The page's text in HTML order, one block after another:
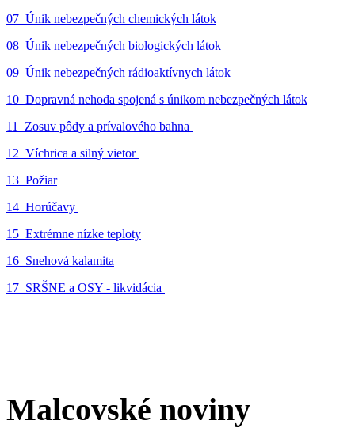
07_Únik nebezpečných chemických látok
08_Únik nebezpečných biologických látok
09_Únik nebezpečných rádioaktívnych látok
10_Dopravná nehoda spojená s únikom nebezpečných látok
11_Zosuv pôdy a prívalového bahna
12_Víchrica a silný vietor
13_Požiar
14_Horúčavy
15_Extrémne nízke teploty
16_Snehová kalamita
17_SRŠNE a OSY - likvidácia
Malcovské noviny